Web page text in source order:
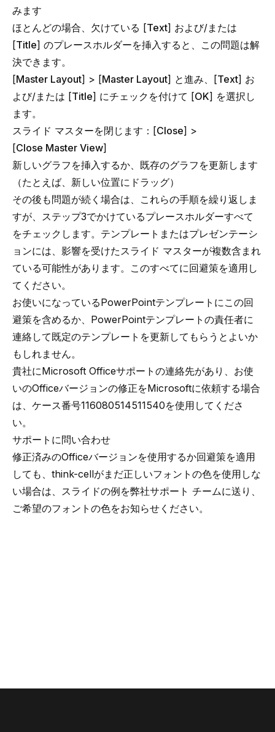
みます
ほとんどの場合、欠けている [Text] および/または
[Title] のプレースホルダーを挿入すると、この問題は解
決できます。
[Master Layout] > [Master Layout] と進み、[Text] お
よび/または [Title] にチェックを付けて [OK] を選択し
ます。
スライド マスターを閉じます：[Close] >
[Close Master View]
新しいグラフを挿入するか、既存のグラフを更新します
（たとえば、新しい位置にドラッグ）
その後も問題が続く場合は、これらの手順を繰り返しま
すが、ステップ3でかけているプレースホルダーすべて
をチェックします。テンプレートまたはプレゼンテーシ
ョンには、影響を受けたスライド マスターが複数含まれ
ている可能性があります。このすべてに回避策を適用し
てください。
お使いになっているPowerPointテンプレート にこの回
避策を含めるか、PowerPointテンプレートの責任者に
連絡して既定のテンプレートを更新してもらうとよいか
もしれません。
貴社にMicrosoft Officeサポートの連絡先があり、お使
いのOfficeバージョンの修正をMicrosoftに依頼する場合
は、ケース番号116080514511540を使用してくださ
い。
サポートに問い合わせ
修正済みのOfficeバージョンを使用するか回避策を適用
しても、think-cellがまだ正しいフォントの色を使用しな
い場合は、スライドの例を弊社サポート チームに送り、
ご希望のフォントの色をお知らせください。